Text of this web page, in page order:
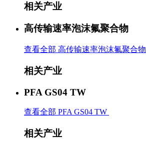
相关产业
高传输速率泡沫氟聚合物
查看全部 高传输速率泡沫氟聚合物
相关产业
PFA GS04 TW
查看全部 PFA GS04 TW
相关产业